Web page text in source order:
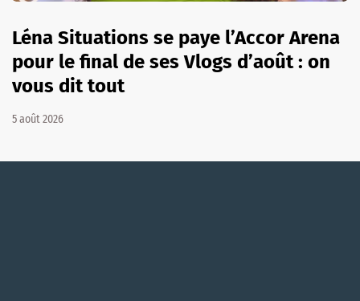
Léna Situations se paye l’Accor Arena
pour le final de ses Vlogs d’août : on
vous dit tout
5 août 2026